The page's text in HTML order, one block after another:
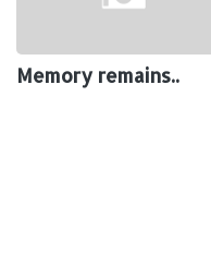
Memory remains..